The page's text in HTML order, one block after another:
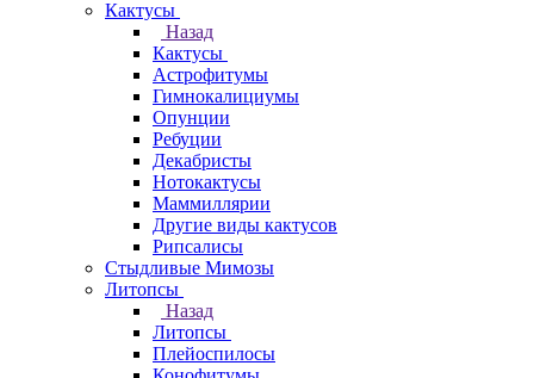
Кактусы
Назад
Кактусы
Астрофитумы
Гимнокалициумы
Опунции
Ребуции
Декабристы
Нотокактусы
Маммиллярии
Другие виды кактусов
Рипсалисы
Стыдливые Мимозы
Литопсы
Назад
Литопсы
Плейоспилосы